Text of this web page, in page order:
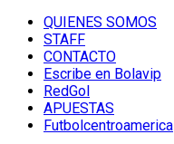
QUIENES SOMOS
STAFF
CONTACTO
Escribe en Bolavip
RedGol
APUESTAS
Futbolcentroamerica